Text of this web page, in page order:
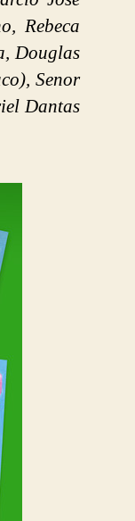
Rebeca
Douglas
Senor
Dantas